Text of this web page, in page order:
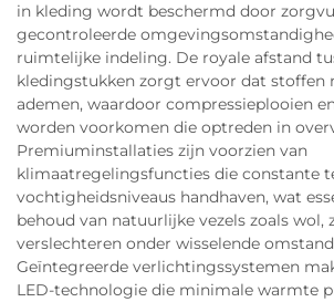
in kleding wordt beschermd door
gecontroleerde
ruimtelijke indeling. De royale afstand
kledingstukken zorgt ervoor dat stoffen
ademen, waardoor compressieplooien
worden voorkomen die optreden in
Premiuminstallaties zijn voorzien van
klimaatregelingsfuncties die constante
vochtigheidsniveaus handhaven, wat
behoud van natuurlijke vezels zoals wol,
verslechteren onder wisselende
Geïntegreerde verlichtingssystemen
LED-technologie die minimale warmte